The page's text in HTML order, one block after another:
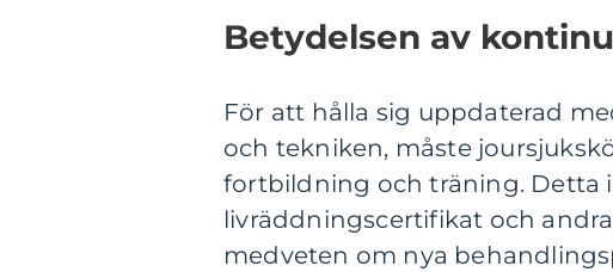
Betydelsen av
För att hålla sig uppdaterad
och tekniken, måste
fortbildning och träning. Detta
livräddningscertifikat och
medveten om nya